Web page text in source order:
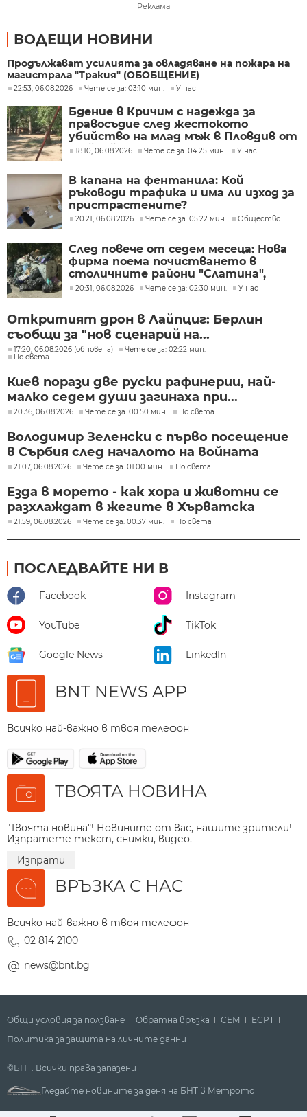
Реклама
ВОДЕЩИ НОВИНИ
Продължават усилията за овладяване на пожара на
магистрала "Тракия" (ОБОБЩЕНИЕ)
22:53, 06.08.2026 Чете се за: 03:10 мин. У нас
Бдение в Кричим с надежда за
правосъдие след жестокото
убийство на млад мъж в Пловдив от
тийнейджъри
18:10, 06.08.2026 Чете се за: 04:25 мин. У нас
В капана на фентанила: Кой
ръководи трафика и има ли изход за
пристрастените?
20:21, 06.08.2026 Чете се за: 05:22 мин. Общество
След повече от седем месеца: Нова
фирма поема почистването в
столичните райони "Слатина",
"Подуяне" и "Изгрев"
20:31, 06.08.2026 Чете се за: 02:30 мин. У нас
Откритият дрон в Лайпциг: Берлин
съобщи за "нов сценарий на...
17:20, 06.08.2026 (обновена)
Чете се за: 02:22 мин.
По света
Киев порази две руски рафинерии, най-
малко седем души загинаха при...
20:36, 06.08.2026 Чете се за: 00:50 мин. По света
Володимир Зеленски с първо посещение
в Сърбия след началото на войната
21:07, 06.08.2026 Чете се за: 01:00 мин. По света
Езда в морето - как хора и животни се
разхлаждат в жегите в Хърватска
21:59, 06.08.2026 Чете се за: 00:37 мин. По света
ПОСЛЕДВАЙТЕ НИ В
Facebook Instagram
YouTube TikTok
Google News LinkedIn
BNT NEWS APP
Всичко най-важно в твоя телефон
ТВОЯТА НОВИНА
"Твоята новина"! Новините от вас, нашите зрители!
Изпратете текст, снимки, видео.
Изпрати
ВРЪЗКА С НАС
Всичко най-важно в твоя телефон
02 814 2100
news@bnt.bg
Общи условия за ползване Обратна връзка СЕМ
ECPT
Политика за защита на личните данни
©БНТ. Всички права запазени
Гледайте новините за деня на БНТ в Метрото